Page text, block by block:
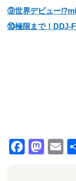
⑨世界デビュー
⑩極限まで！DDJ-
F M E